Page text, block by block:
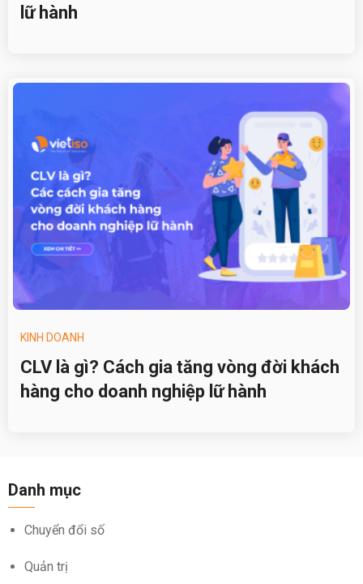
lữ hành
KINH DOANH
CLV là gì? Cách gia tăng vòng đời khách
hàng cho doanh nghiệp lữ hành
Danh mục
Chuyển đổi số
Quản trị